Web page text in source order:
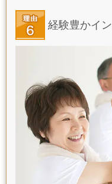
経験豊かイ